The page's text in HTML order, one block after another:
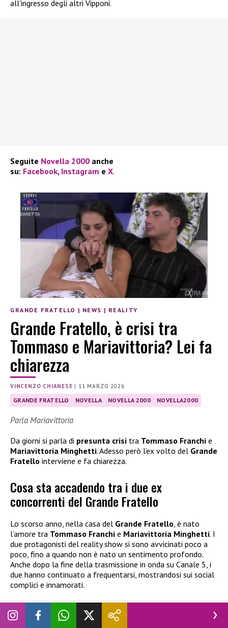
all’ingresso degli altri Vipponi.
Seguite Novella 2000 anche
su: Facebook, Instagram e X.
GRANDE FRATELLO | NEWS | REALITY
Grande Fratello, è crisi tra
Tommaso e Mariavittoria? Lei fa
chiarezza
VINCENZO CHIANESE | 11 MARZO 2026
GRANDE FRATELLO NOVELLA NOVELLA 2000 NOVELLA2000
Parla Mariavittoria
Da giorni si parla di presunta crisi tra Tommaso Franchi e
Mariavittoria Minghetti. Adesso però l’ex volto del Grande
Fratello interviene e fa chiarezza.
Cosa sta accadendo tra i due ex
concorrenti del Grande Fratello
Lo scorso anno, nella casa del Grande Fratello , è nato
l’amore tra Tommaso Franchi e Mariavittoria Minghetti. I
due protagonisti del reality show si sono avvicinati poco a
poco, fino a quando non è nato un sentimento profondo.
Anche dopo la fine della trasmissione in onda su Canale 5, i
due hanno continuato a frequentarsi, mostrandosi sui social
complici e innamorati.